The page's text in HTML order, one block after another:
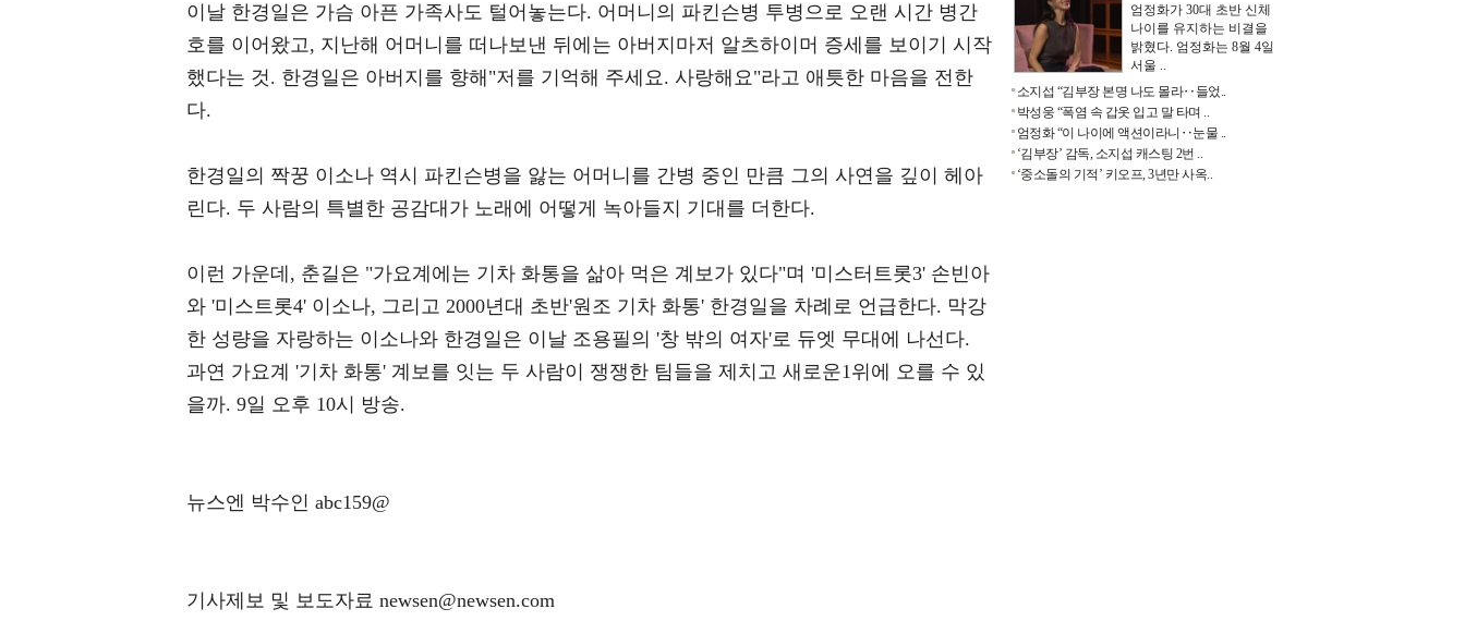
이날 한경일은 가슴 아픈 가족사도 털어놓는다. 어머니의 파킨슨병 투병으로 오랜 시간 병간
호를 이어왔고, 지난해 어머니를 떠나보낸 뒤에는 아버지마저 알츠하이머 증세를 보이기 시작
했다는 것. 한경일은 아버지를 향해"저를 기억해 주세요. 사랑해요"라고 애틋한 마음을 전한
다.
한경일의 짝꿍 이소나 역시 파킨슨병을 앓는 어머니를 간병 중인 만큼 그의 사연을 깊이 헤아
린다. 두 사람의 특별한 공감대가 노래에 어떻게 녹아들지 기대를 더한다.
이런 가운데, 춘길은 "가요계에는 기차 화통을 삶아 먹은 계보가 있다"며 '미스터트롯3' 손빈아
와 '미스트롯4' 이소나, 그리고 2000년대 초반'원조 기차 화통' 한경일을 차례로 언급한다. 막강
한 성량을 자랑하는 이소나와 한경일은 이날 조용필의 '창 밖의 여자'로 듀엣 무대에 나선다.
과연 가요계 '기차 화통' 계보를 잇는 두 사람이 쟁쟁한 팀들을 제치고 새로운1위에 오를 수 있
을까. 9일 오후 10시 방송.
뉴스엔 박수인 abc159@
기사제보 및 보도자료 newsen@newsen.com
엄정화가 30대 초반 신체
나이를 유지하는 비결을
밝혔다. 엄정화는 8월 4일
서울 ..
소지섭 “김부장 본명 나도 몰라‥들었..
박성웅 “폭염 속 갑옷 입고 말 타며 ..
엄정화 “이 나이에 액션이라니‥눈물 ..
‘김부장’ 감독, 소지섭 캐스팅 2번 ..
‘중소돌의 기적’ 키오프, 3년만 사옥..